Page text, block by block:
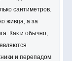
сантиметров.
живца, а за
Как и обычно,
и перепадом